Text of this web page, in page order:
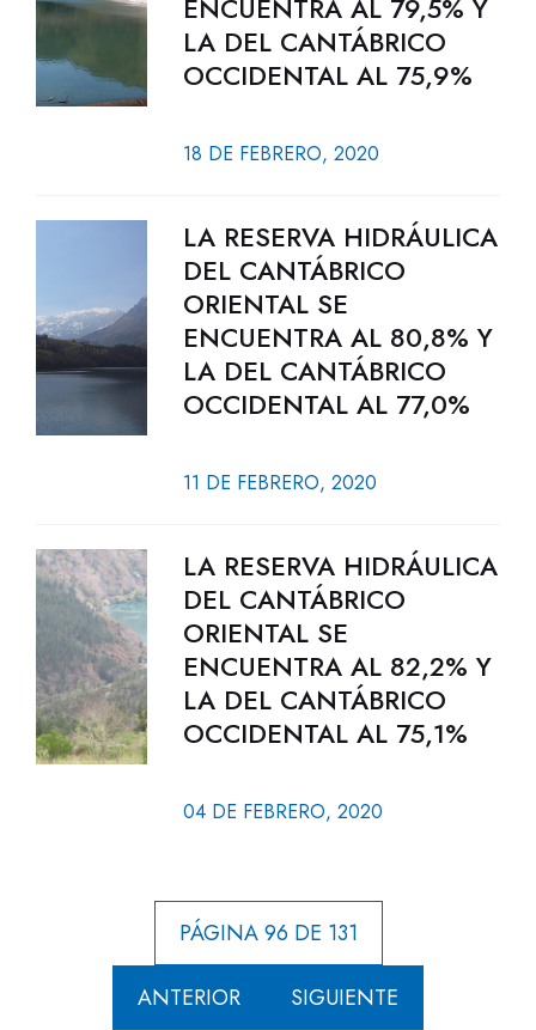
ENCUENTRA AL 79,5% Y
LA DEL CANTÁBRICO
OCCIDENTAL AL 75,9%
18 DE FEBRERO, 2020
LA RESERVA HIDRÁULICA
DEL CANTÁBRICO
ORIENTAL SE
ENCUENTRA AL 80,8% Y
LA DEL CANTÁBRICO
OCCIDENTAL AL 77,0%
11 DE FEBRERO, 2020
LA RESERVA HIDRÁULICA
DEL CANTÁBRICO
ORIENTAL SE
ENCUENTRA AL 82,2% Y
LA DEL CANTÁBRICO
OCCIDENTAL AL 75,1%
04 DE FEBRERO, 2020
PÁGINA 96 DE 131
ANTERIOR SIGUIENTE